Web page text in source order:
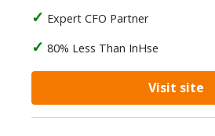
Expert CFO Partner
80% Less Than InHse
Visit site